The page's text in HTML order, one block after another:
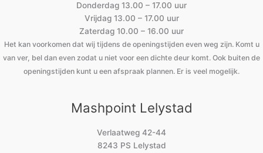
Donderdag 13.00 – 17.00 uur
Vrijdag 13.00 – 17.00 uur
Zaterdag 10.00 – 16.00 uur
Het kan voorkomen dat wij tijdens de openingstijden even weg zijn. Komt u
van ver, bel dan even zodat u niet voor een dichte deur komt. Ook buiten de
openingstijden kunt u een afspraak plannen. Er is veel mogelijk.
Mashpoint Lelystad
Verlaatweg 42-44
8243 PS Lelystad